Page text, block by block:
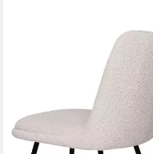
4-Fußstuhl (Set, 2 St),
387,00 €
lieferbar - in 6-8 Werktagen bei